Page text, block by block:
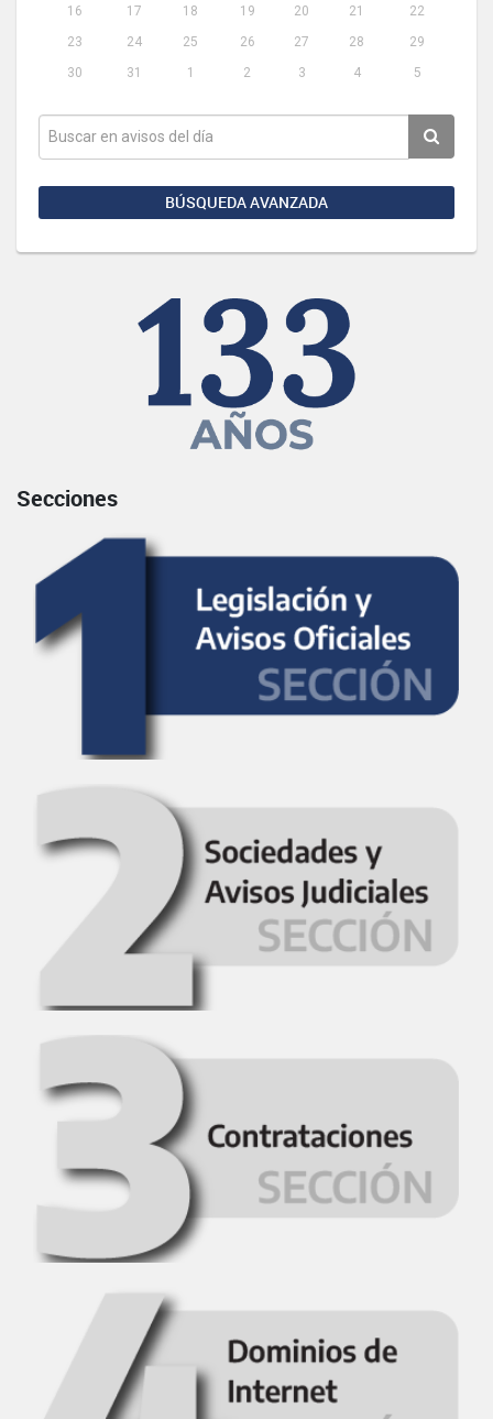
16
17 18 19 20 21
22
23
24 25 26 27 28
29
30
31 1 2 3 4 5
BÚSQUEDA AVANZADA
Secciones